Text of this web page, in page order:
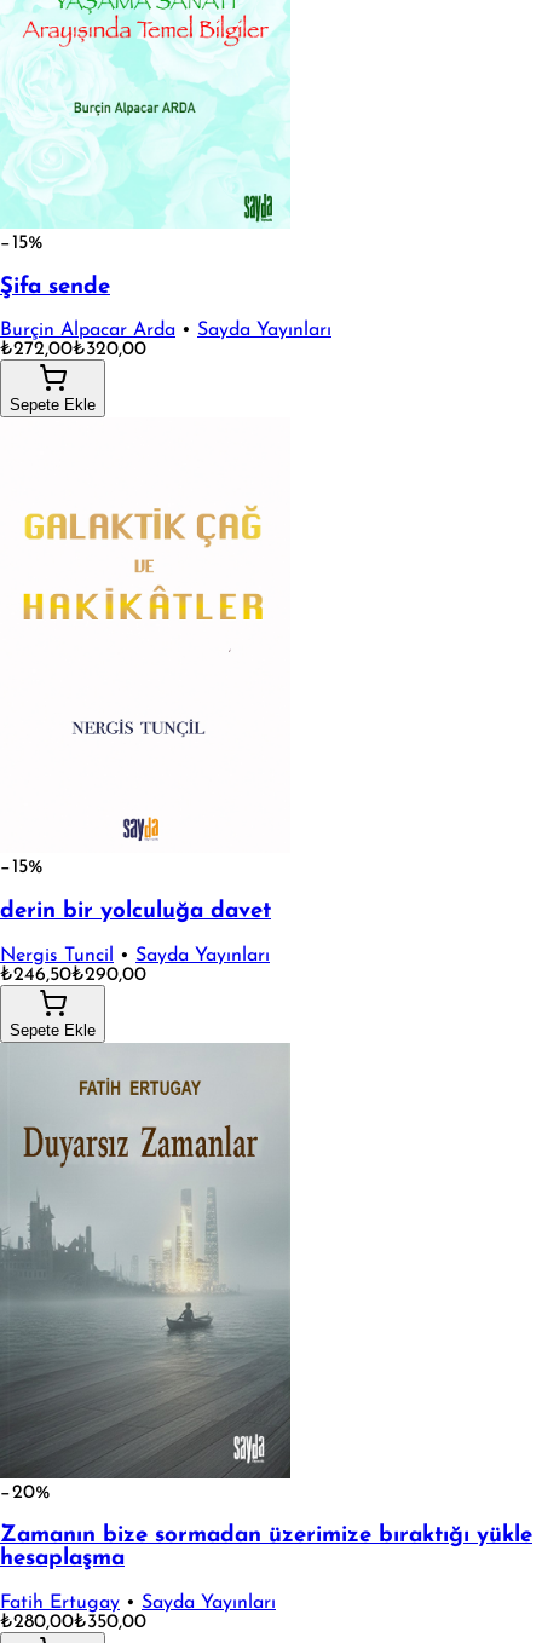
−15%
Şifa sende
Burçin Alpacar Arda • Sayda Yayınları
₺272,00₺320,00
Sepete Ekle
−15%
derin bir yolculuğa davet
Nergis Tuncil • Sayda Yayınları
₺246,50₺290,00
Sepete Ekle
−20%
Zamanın bize sormadan üzerimize bıraktığı yükle
hesaplaşma
Fatih Ertugay • Sayda Yayınları
₺280,00₺350,00